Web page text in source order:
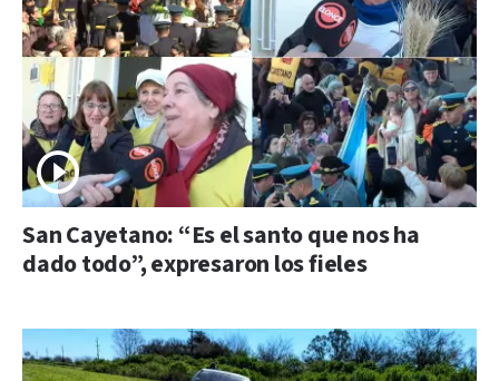
San Cayetano: “Es el santo que nos ha
dado todo”, expresaron los fieles